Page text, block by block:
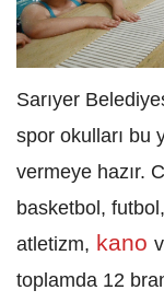
Sarıyer
spor okulları bu
vermeye hazır.
basketbol,
atletizm, kano
toplamda 12